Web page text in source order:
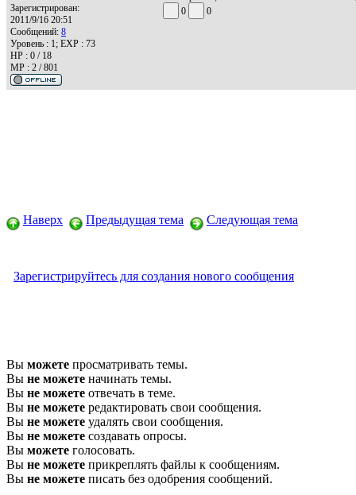
Зарегистрирован:
2011/9/16 20:51
Сообщений: 8
Уровень : 1; EXP : 73
HP : 0 / 18
MP : 2 / 801
0
0
Наверх Предыдущая тема Следующая тема
Зарегистрируйтесь для создания нового сообщения
Вы можете просматривать темы.
Вы не можете начинать темы.
Вы не можете отвечать в теме.
Вы не можете редактировать свои сообщения.
Вы не можете удалять свои сообщения.
Вы не можете создавать опросы.
Вы можете голосовать.
Вы не можете прикреплять файлы к сообщениям.
Вы не можете писать без одобрения сообщений.